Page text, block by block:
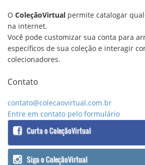
O ColeçãoVirtual permite catalogar
na internet.
Você pode customizar sua conta para
específicos de sua coleção e interagir
colecionadores.
Contato
contato@colecaovirtual.com.br
Entre em contato pelo formulário
Curta o ColeçãoVirtual
Siga o ColeçãoVirtual